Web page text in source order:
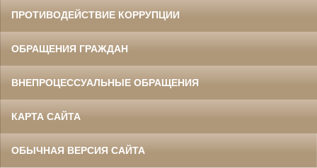
ПРОТИВОДЕЙСТВИЕ КОРРУПЦИИ
ОБРАЩЕНИЯ ГРАЖДАН
ВНЕПРОЦЕССУАЛЬНЫЕ ОБРАЩЕНИЯ
КАРТА САЙТА
ОБЫЧНАЯ ВЕРСИЯ САЙТА